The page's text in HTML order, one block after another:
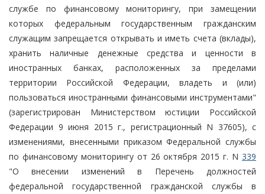
службе по финансовому мониторингу, при замещении
которых федеральным государственным гражданским
служащим запрещается открывать и иметь счета (вклады),
хранить наличные денежные средства и ценности в
иностранных банках, расположенных за пределами
территории Российской Федерации, владеть и (или)
пользоваться иностранными финансовыми инструментами"
(зарегистрирован Министерством юстиции Российской
Федерации 9 июня 2015 г., регистрационный N 37605), с
изменениями, внесенными приказом Федеральной службы
по финансовому мониторингу от 26 октября 2015 г. N 339
"О внесении изменений в Перечень должностей
федеральной государственной гражданской службы в